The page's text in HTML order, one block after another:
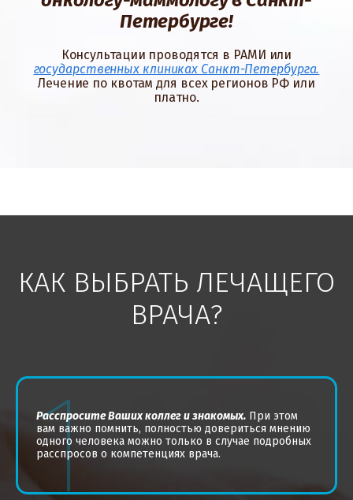
Петербурге!
Консультации проводятся в РАМИ или
государственных клиниках Санкт-Петербурга.
Лечение по квотам для всех регионов РФ или
платно.
КАК ВЫБРАТЬ ЛЕЧАЩЕГО
ВРАЧА?
Расспросите Ваших коллег и знакомых. При этом
вам важно помнить, полностью довериться мнению
одного человека можно только в случае подробных
расспросов о компетенциях врача.
1